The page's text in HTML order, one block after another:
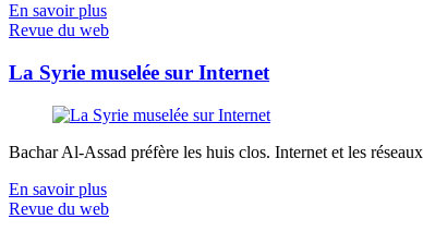
En savoir plus
Revue du web
La Syrie muselée sur Internet
Bachar Al-Assad préfère les huis clos. Internet et les
En savoir plus
Revue du web